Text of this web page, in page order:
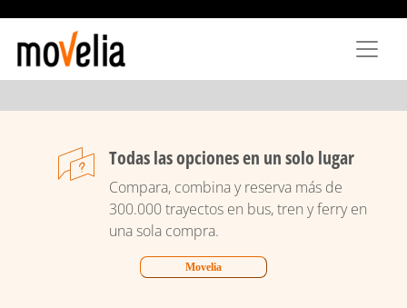
principal
Todas las opciones en un solo lugar
Compara, combina y reserva más de
300.000 trayectos en bus, tren y ferry en
una sola compra.
Movelia